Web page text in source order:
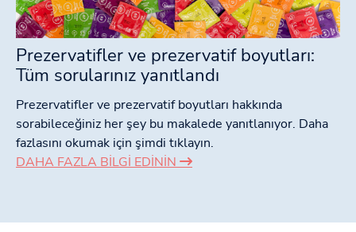
Prezervatifler ve prezervatif boyutları:
Tüm sorularınız yanıtlandı
Prezervatifler ve prezervatif boyutları hakkında
sorabileceğiniz her şey bu makalede yanıtlanıyor. Daha
fazlasını okumak için şimdi tıklayın.
DAHA FAZLA BILGI EDININ